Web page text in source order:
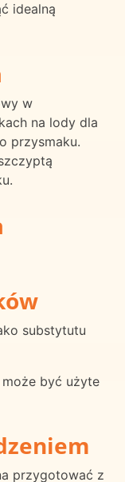
idealną
w
na lody dla
przysmaku.
substytutu
być użyte
przygotować z